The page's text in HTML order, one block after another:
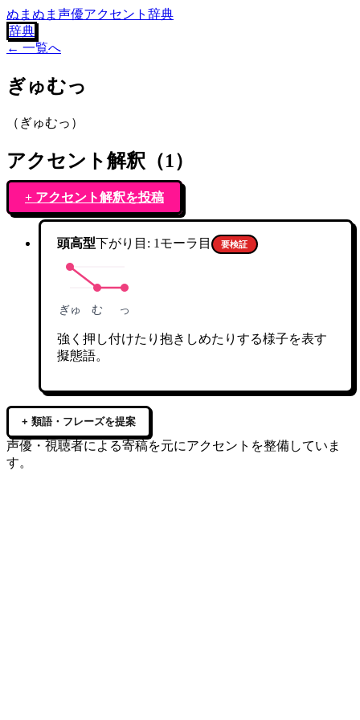
ぬまぬま声優アクセント辞典
辞典
← 一覧へ
ぎゅむっ
（ ぎゅむっ ）
アクセント解釈（1）
+ アクセント解釈を投稿
頭高型下がり目: 1 モーラ目 要検証
ぎゅ む っ
強く押し付けたり抱きしめたりする様子を表す
擬態語。
+ 類語・フレーズを提案
声優・視聴者による寄稿を元にアクセントを整備していま
す。